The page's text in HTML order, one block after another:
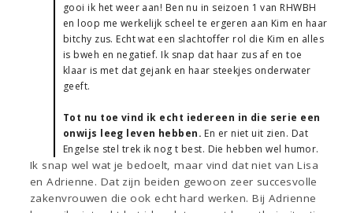
gooi ik het weer aan! Ben nu in seizoen 1 van RHWBH
en loop me werkelijk scheel te ergeren aan Kim en haar
bitchy zus. Echt wat een slachtoffer rol die Kim en alles
is bweh en negatief. Ik snap dat haar zus af en toe
klaar is met dat gejank en haar steekjes onderwater
geeft.
Tot nu toe vind ik echt iedereen in die serie een
onwijs leeg leven hebben. En er niet uit zien. Dat
Engelse stel trek ik nog t best. Die hebben wel humor.
Ik snap wel wat je bedoelt, maar vind dat niet van Lisa
en Adrienne. Dat zijn beiden gewoon zeer succesvolle
zakenvrouwen die ook echt hard werken. Bij Adrienne